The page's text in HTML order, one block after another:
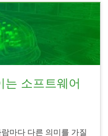
는 소프트웨어
마다 다른 의미를 가질